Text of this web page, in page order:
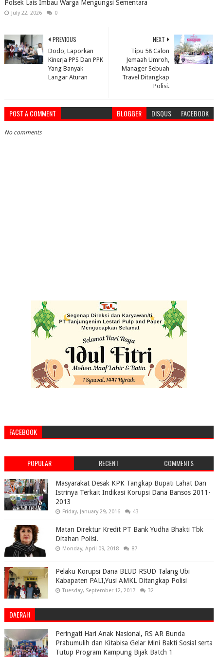
Polsek Lais Imbau Warga Mengungsi Sementara
July 22, 2026 0
NEXT
Tipu 58 Calon
Jemaah Umroh,
Manager Sebuah
Travel Ditangkap
Polisi.
PREVIOUS
Dodo, Laporkan
Kinerja PPS Dan PPK
Yang Banyak
Langar Aturan
POST A COMMENT BLOGGER DISQUS FACEBOOK
No comments
FACEBOOK
POPULAR RECENT COMMENTS
Masyarakat Desak KPK Tangkap Bupati Lahat Dan
Istrinya Terkait Indikasi Korupsi Dana Bansos 2011-
2013
Friday, January 29, 2016 43
Matan Direktur Kredit PT Bank Yudha Bhakti Tbk
Ditahan Polisi.
Monday, April 09, 2018 87
Pelaku Korupsi Dana BLUD RSUD Talang Ubi
Kabapaten PALI,Yusi AMKL Ditangkap Polisi
Tuesday, September 12, 2017 32
DAERAH
Peringati Hari Anak Nasional, RS AR Bunda
Prabumulih dan Kitabisa Gelar Mini Bakti Sosial serta
Tutup Program Kampung Bijak Batch 1